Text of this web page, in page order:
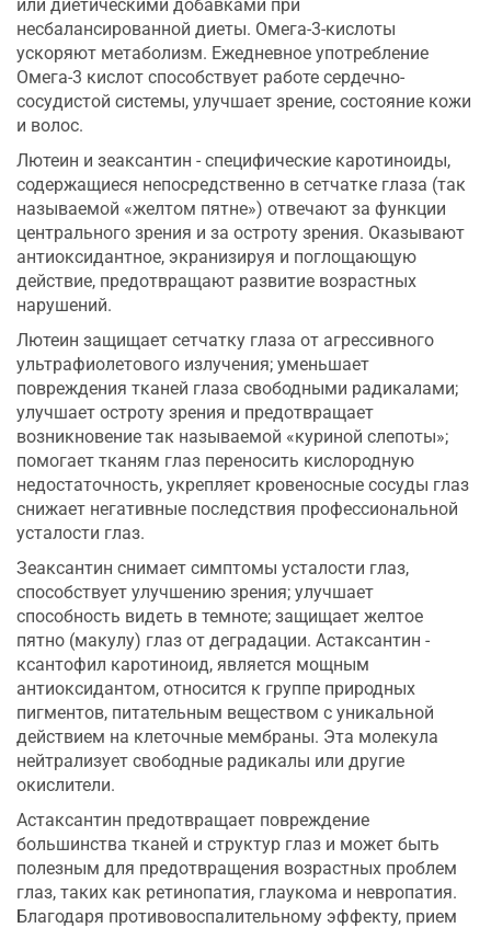
или диетическими добавками при
несбалансированной диеты. Омега-3-кислоты
ускоряют метаболизм. Ежедневное употребление
Омега-3 кислот способствует работе сердечно-
сосудистой системы, улучшает зрение, состояние кожи
и волос.
Лютеин и зеаксантин - специфические каротиноиды,
содержащиеся непосредственно в сетчатке глаза (так
называемой «желтом пятне») отвечают за функции
центрального зрения и за остроту зрения. Оказывают
антиоксидантное, экранизируя и поглощающую
действие, предотвращают развитие возрастных
нарушений.
Лютеин защищает сетчатку глаза от агрессивного
ультрафиолетового излучения; уменьшает
повреждения тканей глаза свободными радикалами;
улучшает остроту зрения и предотвращает
возникновение так называемой «куриной слепоты»;
помогает тканям глаз переносить кислородную
недостаточность, укрепляет кровеносные сосуды глаз
снижает негативные последствия профессиональной
усталости глаз.
Зеаксантин снимает симптомы усталости глаз,
способствует улучшению зрения; улучшает
способность видеть в темноте; защищает желтое
пятно (макулу) глаз от деградации. Астаксантин -
ксантофил каротиноид, является мощным
антиоксидантом, относится к группе природных
пигментов, питательным веществом с уникальной
действием на клеточные мембраны. Эта молекула
нейтрализует свободные радикалы или другие
окислители.
Астаксантин предотвращает повреждение
большинства тканей и структур глаз и может быть
полезным для предотвращения возрастных проблем
глаз, таких как ретинопатия, глаукома и невропатия.
Благодаря противовоспалительному эффекту, прием